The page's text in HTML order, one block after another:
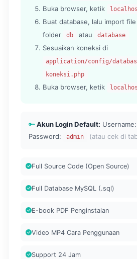
Buka browser, ketik
Buat database, lalu import file
folder
db atau database
Sesuaikan koneksi di
application/config/
koneksi.php
Buka browser, ketik
Akun Login Default: Username:
Password:
admin (atau cek di
Full Source Code (Open Source)
Full Database MySQL (.sql)
E-book PDF Penginstalan
Video MP4 Cara Penggunaan
Support 24 Jam